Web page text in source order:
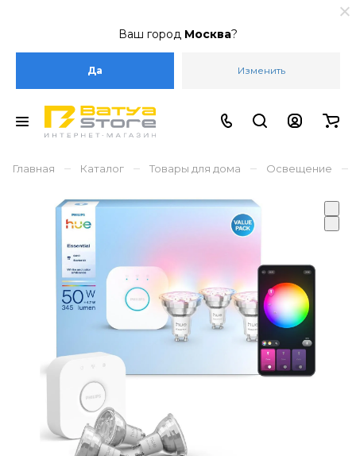
Ваш город Москва?
Да Изменить
Главная – Каталог – Товары для дома – Освещение –